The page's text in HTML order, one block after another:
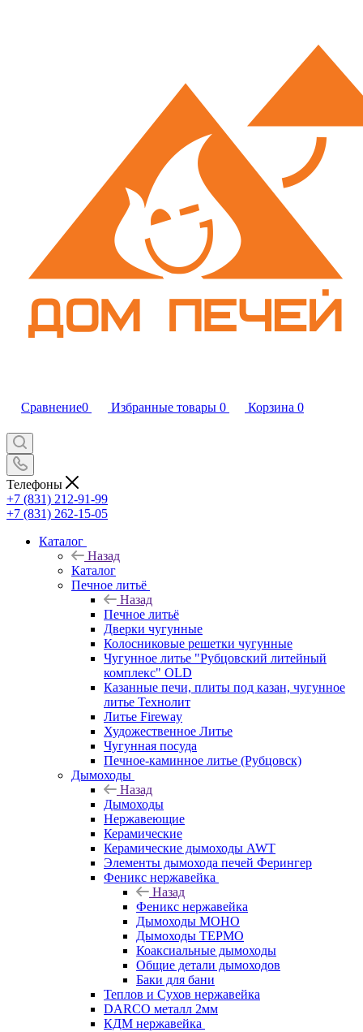
Сравнение0 Избранные товары 0 Корзина 0
Телефоны
+7 (831) 212-91-99
+7 (831) 262-15-05
Каталог
Назад
Каталог
Печное литьё
Назад
Печное литьё
Дверки чугунные
Колосниковые решетки чугунные
Чугунное литье "Рубцовский литейный
комплекс" OLD
Казанные печи, плиты под казан, чугунное
литье Технолит
Литье Fireway
Художественное Литье
Чугунная посуда
Печное-каминное литье (Рубцовск)
Дымоходы
Назад
Дымоходы
Нержавеющие
Керамические
Керамические дымоходы AWT
Элементы дымохода печей Ферингер
Феникс нержавейка
Назад
Феникс нержавейка
Дымоходы МОНО
Дымоходы ТЕРМО
Коаксиальные дымоходы
Общие детали дымоходов
Баки для бани
Теплов и Сухов нержавейка
DARCO металл 2мм
КДМ нержавейка